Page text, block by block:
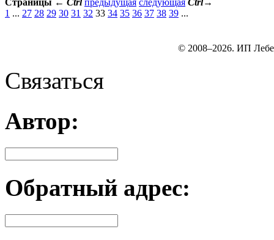
1 ... 27 28 29 30 31 32 33 34 35 36 37 38 39 ...
© 2008–2026. ИП
Связаться
Автор:
Обратный адрес: